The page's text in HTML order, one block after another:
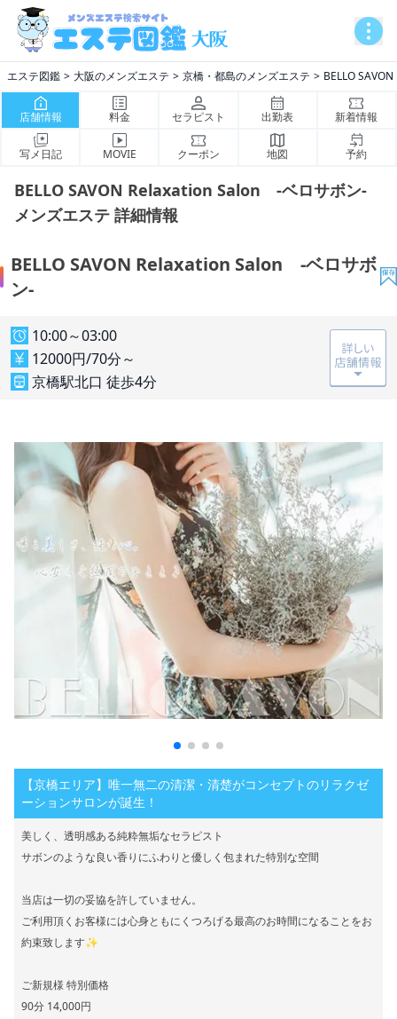
エステ図鑑 大阪のメンズエステ 京橋・都島のメンズエステ BELLO
店舗情報 料金 セラピスト 出勤表 新着情報
写メ日記 MOVIE クーポン 地図 予約
BELLO SAVON Relaxation Salon -ベロサボン-
メンズエステ 詳細情報
BELLO SAVON Relaxation Salon -ベロサボ
ン-
10:00～03:00
12000円/70分～
京橋駅北口 徒歩4分
【京橋エリア】唯一無二の清潔・清楚がコンセプトのリラクゼ
ーションサロンが誕生！
美しく、透明感ある純粋無垢なセラピスト
サボンのような良い香りにふわりと優しく包まれた特別な空間
当店は一切の妥協を許していません。
ご利用頂くお客様には心身ともにくつろげる最高のお時間になることをお
約束致します✨
ご新規様 特別価格
90分 14,000円